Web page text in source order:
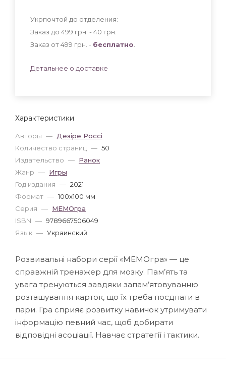
Характеристики
Авторы — Дезіре Россі
Количество страниц — 50
Издательство — Ранок
Жанр — Игры
Год издания — 2021
Формат — 100x100 мм
Серия — МЕМОгра
ISBN — 9789667506049
Язык — Украинский
Укрпочтой до отделения:
Заказ до 499 грн. - 40 грн
Заказ от 499 грн. - бесплатно
Детальнее о доставке
Розвивальні набори серії «МЕМОгра» — це
справжній тренажер для мозку. Пам’ять та
увага тренуються завдяки запам’ятовуванню
розташування карток, що їх треба поєднати в
пари. Гра сприяє розвитку навичок утримувати
інформацію певний час, щоб добирати
відповідні асоціації. Навчає стратегії і тактики.